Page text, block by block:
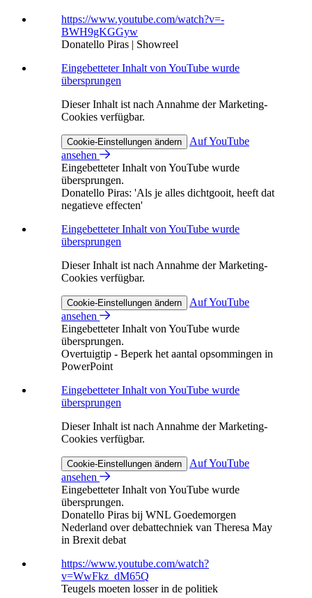
https://www.youtube.com/watch?v=-
BWH9gKGGyw
Donatello Piras | Showreel
Eingebetteter Inhalt von YouTube wurde
übersprungen
Dieser Inhalt ist nach Annahme der Marketing-
Cookies verfügbar.
Cookie-Einstellungen ändern
Auf YouTube
ansehen
Eingebetteter Inhalt von YouTube wurde
übersprungen.
Donatello Piras: 'Als je alles dichtgooit, heeft dat
negatieve effecten'
Eingebetteter Inhalt von YouTube wurde
übersprungen
Dieser Inhalt ist nach Annahme der Marketing-
Cookies verfügbar.
Cookie-Einstellungen ändern
Auf YouTube
ansehen
Eingebetteter Inhalt von YouTube wurde
übersprungen.
Overtuigtip - Beperk het aantal opsommingen in
PowerPoint
Eingebetteter Inhalt von YouTube wurde
übersprungen
Dieser Inhalt ist nach Annahme der Marketing-
Cookies verfügbar.
Cookie-Einstellungen ändern
Auf YouTube
ansehen
Eingebetteter Inhalt von YouTube wurde
übersprungen.
Donatello Piras bij WNL Goedemorgen
Nederland over debattechniek van Theresa May
in Brexit debat
https://www.youtube.com/watch?
v=WwFkz_dM65Q
Teugels moeten losser in de politiek